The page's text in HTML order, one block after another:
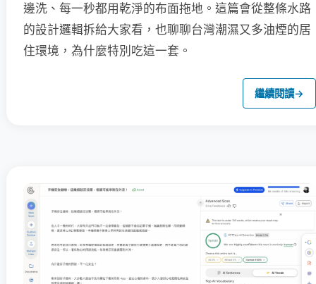
邊洗、每一秒都用乾淨的布面拖地。這篇會從整條水路
的設計邏輯拆給大家看，也聊聊台灣潮濕又多油煙的居
住環境，為什麼特別吃這一套。
繼續閱讀→